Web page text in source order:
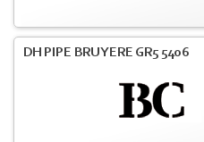
DH PIPE BRUYERE GR5 5406